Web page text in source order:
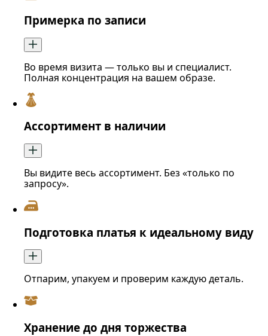
Примерка по записи
Во время визита — только вы и специалист.
Полная концентрация на вашем образе.
Ассортимент в наличии
Вы видите весь ассортимент. Без «только по
запросу».
Подготовка платья к идеальному виду
Отпарим, упакуем и проверим каждую деталь.
Хранение до дня торжества